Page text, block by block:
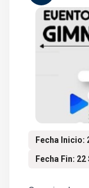
Fecha Inicio:
Fecha Fin: 22